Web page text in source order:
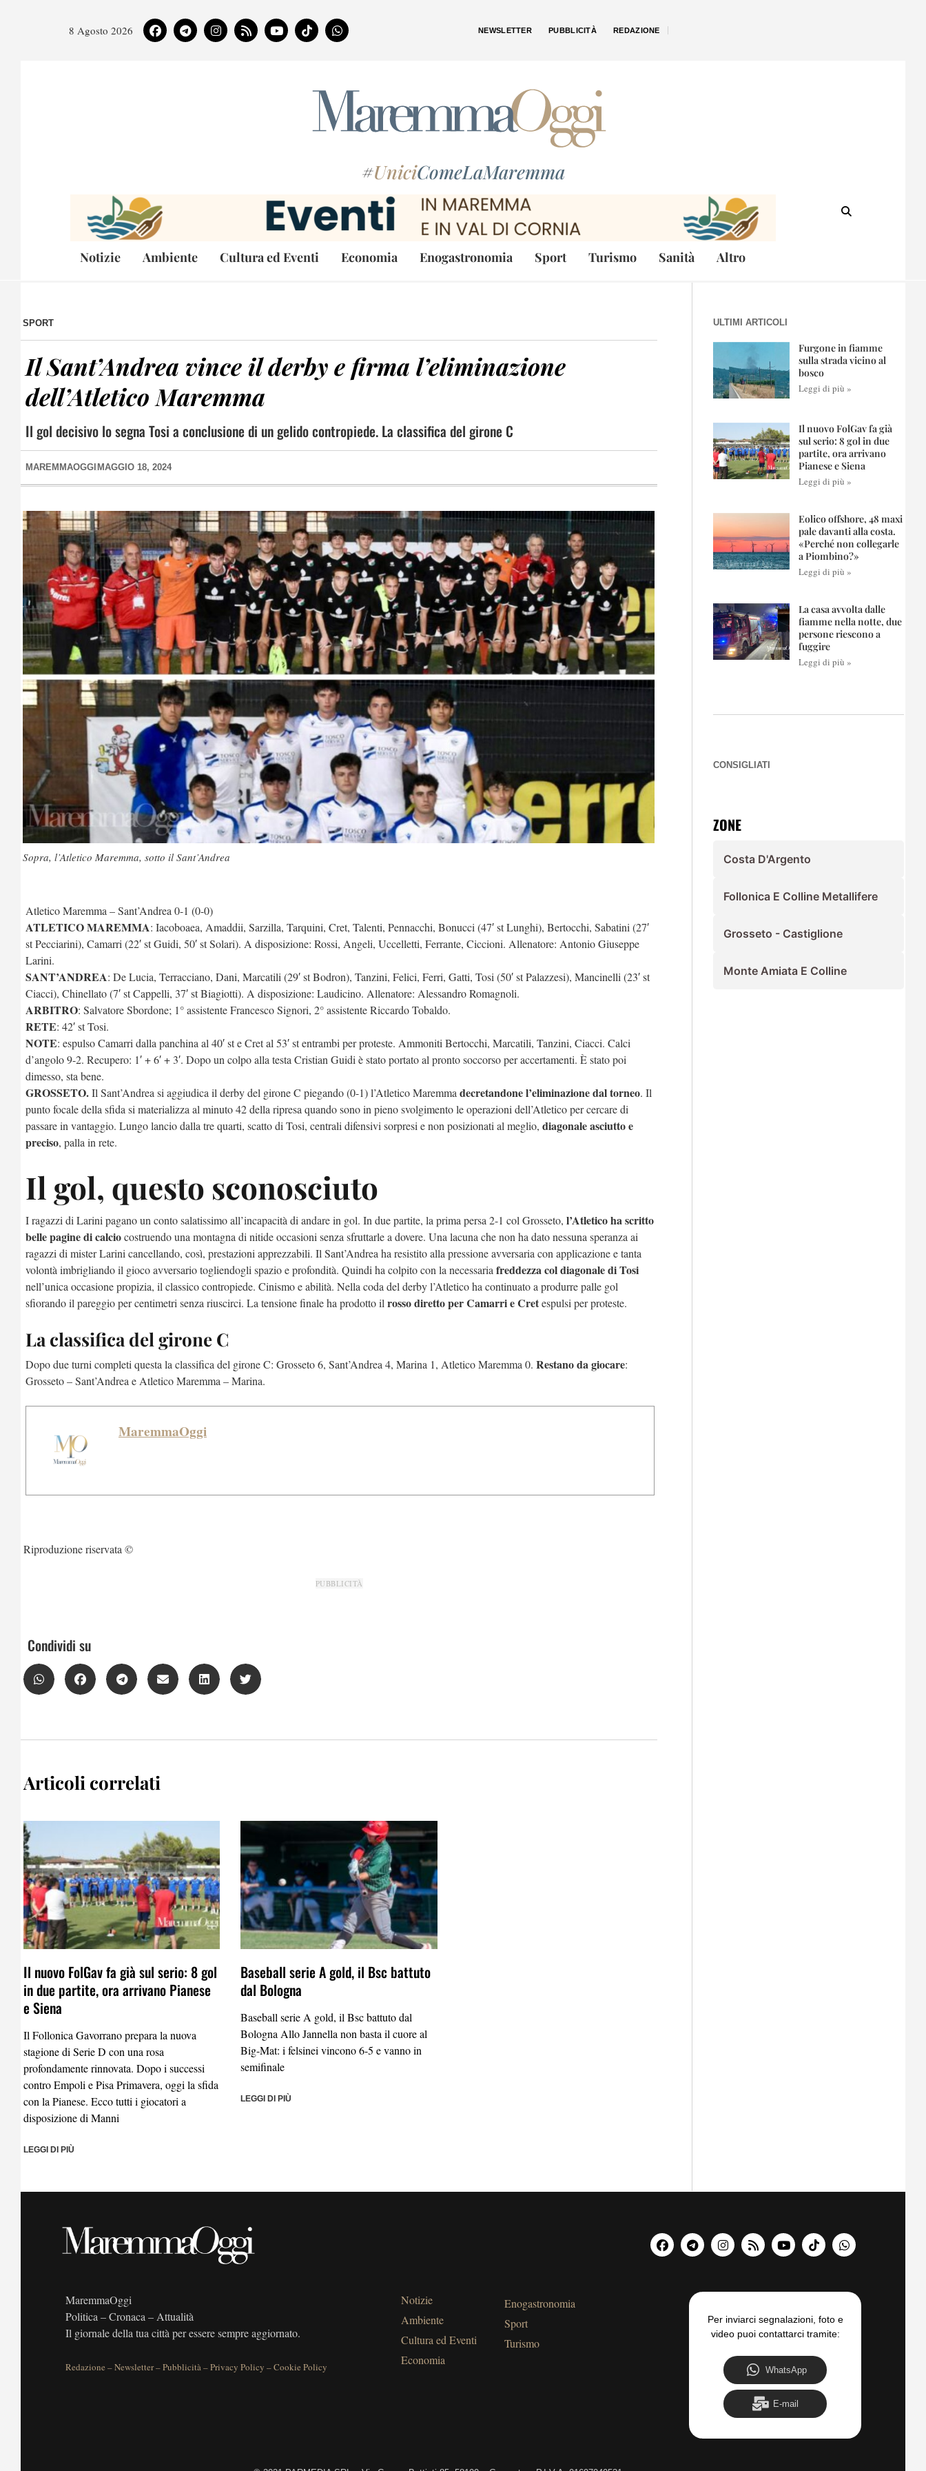
8 Agosto 2026 NEWSLETTER PUBBLICITÀ REDAZIONE
#UniciComeLaMaremma
Notizie Ambiente Cultura ed Eventi Economia Enogastronomia Sport Turismo Sanità Altro
SPORT
Il Sant’Andrea vince il derby e firma l’eliminazione
dell’Atletico Maremma
Il gol decisivo lo segna Tosi a conclusione di un gelido contropiede. La classifica del girone C
MAREMMAOGGI MAGGIO 18, 2024
Sopra, l’Atletico Maremma, sotto il Sant’Andrea
Atletico Maremma – Sant’Andrea 0-1 (0-0)
ATLETICO MAREMMA: Iacoboaea, Amaddii, Sarzilla, Tarquini, Cret, Talenti, Pennacchi, Bonucci (47′ st Lunghi), Bertocchi, Sabatini (27′
st Pecciarini), Camarri (22′ st Guidi, 50′ st Solari). A disposizione: Rossi, Angeli, Uccelletti, Ferrante, Ciccioni. Allenatore: Antonio Giuseppe
Larini.
SANT’ANDREA: De Lucia, Terracciano, Dani, Marcatili (29′ st Bodron), Tanzini, Felici, Ferri, Gatti, Tosi (50′ st Palazzesi), Mancinelli (23′ st
Ciacci), Chinellato (7′ st Cappelli, 37′ st Biagiotti). A disposizione: Laudicino. Allenatore: Alessandro Romagnoli.
ARBITRO: Salvatore Sbordone; 1° assistente Francesco Signori, 2° assistente Riccardo Tobaldo.
RETE: 42′ st Tosi.
NOTE: espulso Camarri dalla panchina al 40′ st e Cret al 53′ st entrambi per proteste. Ammoniti Bertocchi, Marcatili, Tanzini, Ciacci. Calci
d’angolo 9-2. Recupero: 1′ + 6′ + 3′. Dopo un colpo alla testa Cristian Guidi è stato portato al pronto soccorso per accertamenti. È stato poi
dimesso, sta bene.
GROSSETO.Il Sant’Andrea si aggiudica il derby del girone C piegando (0-1) l’Atletico Maremma decretandonel’eliminazione dal torneo. Il
punto focale della sfida si materializza al minuto 42 della ripresa quando sono in pieno svolgimento le operazioni dell’Atletico per cercare di
passare in vantaggio. Lungo lancio dalla tre quarti, scatto di Tosi, centrali difensivi sorpresi e non posizionati al meglio, diagonale asciutto e
preciso, palla in rete.
Il gol, questo sconosciuto
I ragazzi di Larini pagano un conto salatissimo all’incapacità di andare in gol. In due partite, la prima persa 2-1 col Grosseto, l’Atletico ha scritto
belle pagine di calciocostruendo una montagna di nitide occasioni senza sfruttarle a dovere. Una lacuna che non ha dato nessuna speranza ai
ragazzi di mister Larini cancellando, così, prestazioni apprezzabili. Il Sant’Andrea ha resistito alla pressione avversaria con applicazione e tanta
volontà imbrigliando il gioco avversario togliendogli spazio e profondità. Quindi ha colpito con la necessaria freddezza col diagonale di Tosi
nell’unica occasione propizia, il classico contropiede. Cinismo e abilità. Nella coda del derby l’Atletico ha continuato a produrre palle gol
sfiorando il pareggio per centimetri senza riuscirci. La tensione finale ha prodotto il rosso diretto per Camarri e Cretespulsi per proteste.
La classifica del girone C
Dopo due turni completi questa la classifica del girone C: Grosseto 6, Sant’Andrea 4, Marina 1, Atletico Maremma 0. Restano da giocare:
Grosseto – Sant’Andrea e Atletico Maremma – Marina.
MaremmaOggi
Riproduzione riservata ©
PUBBLICITÀ
Condividi su
Articoli correlati
Il nuovo FolGav fa già sul serio: 8 gol
in due partite, ora arrivano Pianese
e Siena
Il Follonica Gavorrano prepara la nuova
stagione di Serie D con una rosa
profondamente rinnovata. Dopo i successi
contro Empoli e Pisa Primavera, oggi la sfida
con la Pianese. Ecco tutti i giocatori a
disposizione di Manni
LEGGI DI PIÙ
Baseball serie A gold, il Bsc battuto
dal Bologna
Baseball serie A gold, il Bsc battuto dal
Bologna Allo Jannella non basta il cuore al
Big-Mat: i felsinei vincono 6-5 e vanno in
semifinale
LEGGI DI PIÙ
ULTIMI ARTICOLI
Furgone in fiamme
sulla strada vicino al
bosco
Leggi di più »
Il nuovo FolGav fa già
sul serio: 8 gol in due
partite, ora arrivano
Pianese e Siena
Leggi di più »
Eolico offshore, 48 maxi
pale davanti alla costa.
«Perché non collegarle
a Piombino?»
Leggi di più »
La casa avvolta dalle
fiamme nella notte, due
persone riescono a
fuggire
Leggi di più »
CONSIGLIATI
ZONE
Costa D'Argento
Follonica E Colline Metallifere
Grosseto - Castiglione
Monte Amiata E Colline
MaremmaOggi
Politica – Cronaca – Attualità
Il giornale della tua città per essere sempre aggiornato.
Redazione –Newsletter–Pubblicità–Privacy Policy –Cookie Policy
Notizie
Ambiente
Cultura ed Eventi
Economia
Enogastronomia
Sport
Turismo
Per inviarci segnalazioni, foto e
video puoi contattarci tramite:
WhatsApp
E-mail